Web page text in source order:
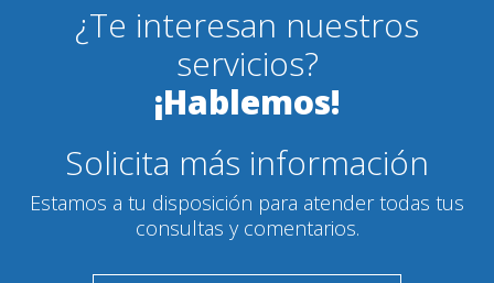
¿Te interesan nuestros
servicios?
¡Hablemos!
Solicita más información
Estamos a tu disposición para atender todas tus
consultas y comentarios.